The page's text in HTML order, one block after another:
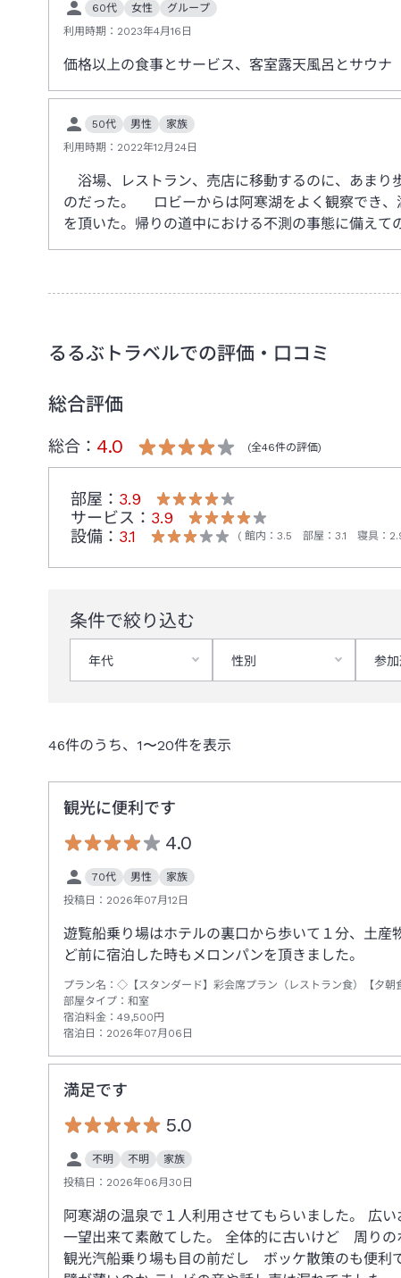
60代 女性
グループ
利用時期： 2023年4月16日
価格以上の食事とサービス、客室露天風呂とサウナ
50代 男性
家族
利用時期： 2022年12月24日
浴場、レストラン、売店に移動するのに、あま
のだった。 ロビーからは阿寒湖をよく観察でき
を頂いた。帰りの道中における不測の事態に備えて
るるぶトラベルでの評価・口コミ
総合評価
総合： 4.0 (全46件の評価)
部屋： 3.9
サービス： 3.9
設備： 3.1 館内 ： 3.5 部屋 ： 3.1 寝具 ：
条件で絞り込む
年代 性別 参
46件のうち、 1〜20件を表示
観光に便利です
4.0
70代 男性
家族
投稿日： 2026年07月12日
遊覧船乗り場はホテルの裏口から歩いて１分、土
ど前に宿泊した時もメロンパンを頂きました。
プラン名： ◇【スタンダード】彩会席プラン（レストラン食）【夕朝
部屋タイプ： 和室
宿泊料金： 49,500円
宿泊日： 2026年07月06日
満足です
5.0
不明 不明
家族
投稿日： 2026年06月30日
阿寒湖の温泉で１人利用させてもらいました。 広
一望出来て素敵てした。 全体的に古いけど 周り
観光汽船乗り場も目の前だし ボッケ散策のも便利